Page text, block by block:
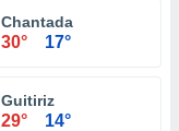
Chantada
30° 17°
Guitiriz
29° 14°